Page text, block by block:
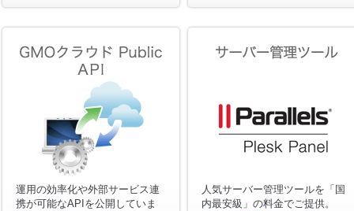
運用の効率化や外部サービス連
携が可能なAPIを公開していま
人気サーバー管理ツールを「国
内最安級」の料金でご提供。